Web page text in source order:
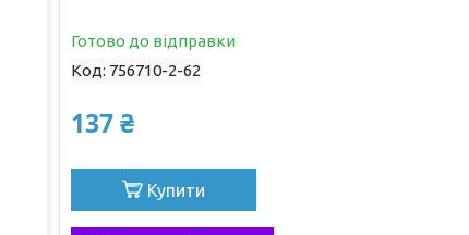
Готово до відправки
Код: 756710-2-62
137 ₴
Купити